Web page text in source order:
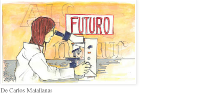
De Carlos Matallanas